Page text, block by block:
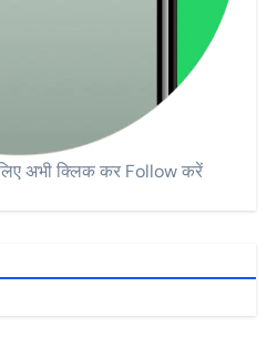
अभी क्लिक कर Follow करें